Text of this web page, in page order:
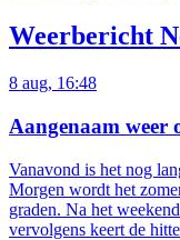
Weerbericht
8 aug, 16:48
Aangenaam weer
Vanavond is het nog
Morgen wordt het
graden. Na het
vervolgens keert de